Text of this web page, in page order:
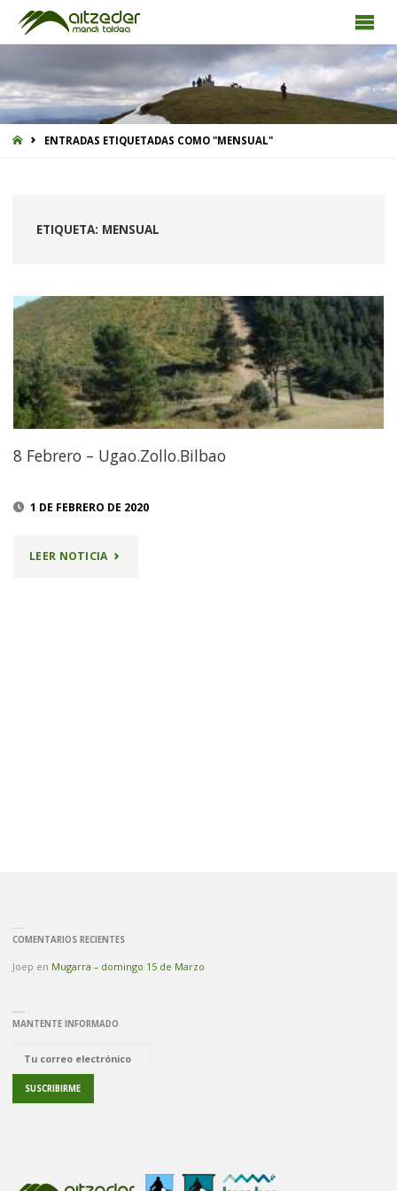
INICIOENTRADAS ETIQUETADAS COMO "MENSUAL"
ETIQUETA: MENSUAL
8 Febrero – Ugao.Zollo.Bilbao
1 DE FEBRERO DE 2020
LEER NOTICIA"8
COMENTARIOS RECIENTES
Joep en Mugarra – domingo 15 de Marzo
MANTENTE INFORMADO